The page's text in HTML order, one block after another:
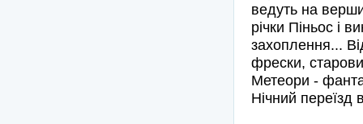
ведуть на
річки Піньос і
захоплення...
фрески,
Метеори -
Нічний переїзд